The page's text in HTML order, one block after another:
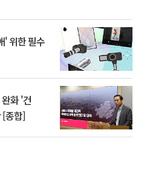
' 위한 필수
화 '건
종합]